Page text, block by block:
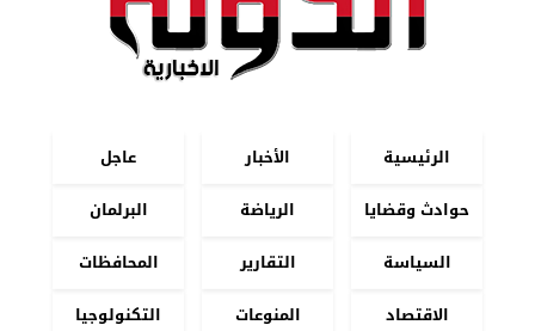
الرئيسية الأخبار
عاجل
حوادث وقضايا
الرياضة
البرلمان
السياسة
التقارير
المحافظات
الاقتصاد
المنوعات
التكنولوجيا